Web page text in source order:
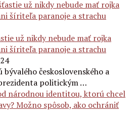
už nikdy nebude mať rojka
šíriteľa paranoje a strachu
československého a
politickým …